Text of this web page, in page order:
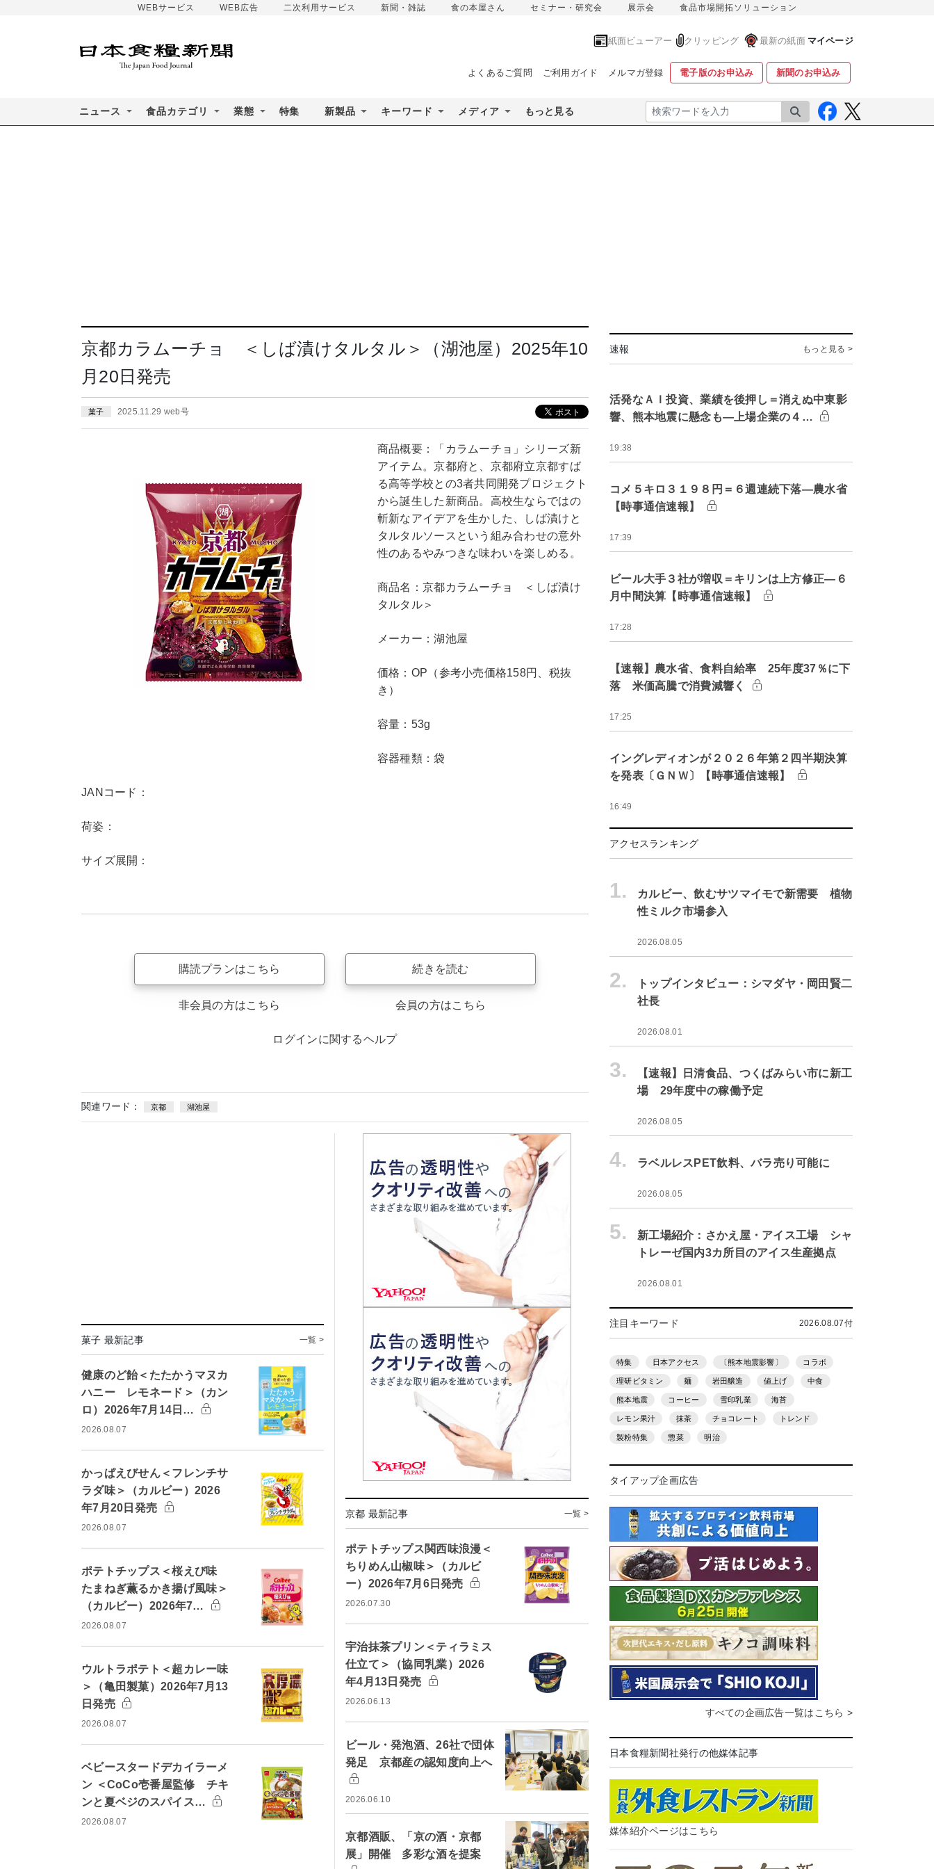
WEBサービス WEB広告 二次利用サービス 新聞・雑誌 食の本屋さん セミナー・研究会 展示会 食品市場開拓ソリューション
紙面ビューアー クリッピング 最新の紙面 マイページ
よくあるご質問 ご利用ガイド メルマガ登録 電子版のお申込み 新聞のお申込み
ニュース 食品カテゴリ 業態 特集 新製品 キーワード メディア もっと見る 検索
京都カラムーチョ ＜しば漬けタルタル＞（湖池屋）2025年10
月20日発売
菓子 2025.11.29 web号
商品概要：「カラムーチョ」シリーズ新
アイテム。京都府と、京都府立京都すば
る高等学校との3者共同開発プロジェクト
から誕生した新商品。高校生ならではの
斬新なアイデアを生かした、しば漬けと
タルタルソースという組み合わせの意外
性のあるやみつきな味わいを楽しめる。
商品名：京都カラムーチョ ＜しば漬け
タルタル＞
メーカー：湖池屋
価格：OP（参考小売価格158円、税抜
き）
容量：53g
容器種類：袋
JANコード：
荷姿：
サイズ展開：
購読プランはこちら
非会員の方はこちら
続きを読む
会員の方はこちら
ログインに関するヘルプ
関連ワード： 京都 湖池屋
菓子 最新記事 一覧 >
健康のど飴＜たたかうマヌカ
ハニー レモネード＞（カン
ロ）2026年7月14日…
2026.08.07
かっぱえびせん＜フレンチサ
ラダ味＞（カルビー）2026
年7月20日発売
2026.08.07
ポテトチップス＜桜えび味
たまねぎ薫るかき揚げ風味＞
（カルビー）2026年7…
2026.08.07
ウルトラポテト＜超カレー味
＞（亀田製菓）2026年7月13
日発売
2026.08.07
ベビースタードデカイラーメ
ン ＜CoCo壱番屋監修 チキ
ンと夏ベジのスパイス…
2026.08.07
京都 最新記事 一覧 >
ポテトチップス関西味浪漫＜
ちりめん山椒味＞（カルビ
ー）2026年7月6日発売
2026.07.30
宇治抹茶プリン＜ティラミス
仕立て＞（協同乳業）2026
年4月13日発売
2026.06.13
ビール・発泡酒、26社で団体
発足 京都産の認知度向上へ
2026.06.10
京都酒販、「京の酒・京都
展」開催 多彩な酒を提案
速報 もっと見る >
活発なＡＩ投資、業績を後押し＝消えぬ中東影
響、熊本地震に懸念も―上場企業の４…
19:38
コメ５キロ３１９８円＝６週連続下落―農水省
【時事通信速報】
17:39
ビール大手３社が増収＝キリンは上方修正―６
月中間決算【時事通信速報】
17:28
【速報】農水省、食料自給率 25年度37％に下
落 米価高騰で消費減響く
17:25
イングレディオンが２０２６年第２四半期決算
を発表〔ＧＮＷ〕【時事通信速報】
16:49
アクセスランキング
1.
カルビー、飲むサツマイモで新需要 植物
性ミルク市場参入
2026.08.05
2.
トップインタビュー：シマダヤ・岡田賢二
社長
2026.08.01
3.
【速報】日清食品、つくばみらい市に新工
場 29年度中の稼働予定
2026.08.05
4. ラベルレスPET飲料、バラ売り可能に
2026.08.05
5.
新工場紹介：さかえ屋・アイス工場 シャ
トレーゼ国内3カ所目のアイス生産拠点
2026.08.01
注目キーワード 2026.08.07付
特集 日本アクセス 〔熊本地震影響〕 コラボ
理研ビタミン 麺 岩田醸造 値上げ 中食
熊本地震 コーヒー 雪印乳業 海苔
レモン果汁 抹茶 チョコレート トレンド
製粉特集 惣菜 明治
タイアップ企画広告
すべての企画広告一覧はこちら >
日本食糧新聞社発行の他媒体記事
媒体紹介ページはこちら